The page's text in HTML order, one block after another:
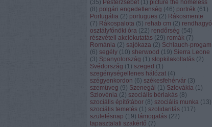
(35) Pesterzsébet (1) picture the homeless
(8) polgári engedetlenség (46) portrék (61)
Portugália (2) portugues (2) Rákosmente
(7) Rákospalota (5) rehab cm (2) rendhagyó
osztályfőnöki óra (22) rendőrség (54)
részvételi akciókutatás (29) romák (7)
Románia (2) sajókaza (2) Schlauch-progam
(6) segély (10) sherwood (19) Sierra Leone
(3) Spanyolország (1) stopkilakoltatás (2)
Svédország (1) szeged (1)
szegénységellenes hálózat (4)
szégyenkordon (6) székesfehérvár (3)
szemüveg (9) Szenegál (1) Szlovákia (1)
Szlovénia (2) szociális bérlakás (8)
szociális építőtábor (8) szociális munka (13)
szociális temetés (1) szolidaritás (117)
születésnap (19) támogatás (22)
tapasztalati szakértő (7)